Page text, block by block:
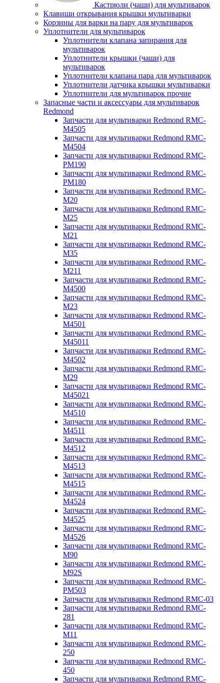
Кастрюли (чаши) для мультиварок
Клавиши открывания крышки мультиварки
Корзины для варки на пару для мультиварок
Уплотнители для мультиварок
Уплотнители клапана запирания для
мультиварок
Уплотнители крышки (чаши) для
мультиварок
Уплотнители клапана пара для мультиварок
Уплотнители датчика крышки мультиварки
Уплотнители для мультиварок прочие
Запасные части и аксессуары для мультиварок
Redmond
Запчасти для мультиварки Redmond RMC-
M4505
Запчасти для мультиварки Redmond RMC-
M4504
Запчасти для мультиварки Redmond RMC-
PM190
Запчасти для мультиварки Redmond RMC-
PM180
Запчасти для мультиварки Redmond RMC-
M20
Запчасти для мультиварки Redmond RMC-
M25
Запчасти для мультиварки Redmond RMC-
M21
Запчасти для мультиварки Redmond RMC-
M35
Запчасти для мультиварки Redmond RMC-
M211
Запчасти для мультиварки Redmond RMC-
M4500
Запчасти для мультиварки Redmond RMC-
M23
Запчасти для мультиварки Redmond RMC-
M4501
Запчасти для мультиварки Redmond RMC-
M45011
Запчасти для мультиварки Redmond RMC-
M4502
Запчасти для мультиварки Redmond RMC-
M29
Запчасти для мультиварки Redmond RMC-
M45021
Запчасти для мультиварки Redmond RMC-
M4510
Запчасти для мультиварки Redmond RMC-
M4511
Запчасти для мультиварки Redmond RMC-
M4512
Запчасти для мультиварки Redmond RMC-
M4513
Запчасти для мультиварки Redmond RMC-
M4515
Запчасти для мультиварки Redmond RMC-
M4524
Запчасти для мультиварки Redmond RMC-
M4525
Запчасти для мультиварки Redmond RMC-
M4526
Запчасти для мультиварки Redmond RMC-
M90
Запчасти для мультиварки Redmond RMC-
M92S
Запчасти для мультиварки Redmond RMC-
PM503
Запчасти для мультиварки Redmond RMC-03
Запчасти для мультиварки Redmond RMC-
281
Запчасти для мультиварки Redmond RMC-
M11
Запчасти для мультиварки Redmond RMC-
250
Запчасти для мультиварки Redmond RMC-
450
Запчасти для мультиварки Redmond RMC-